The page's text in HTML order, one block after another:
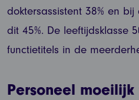
doktersassistent 38% en
dit 45%. De leeftijdsklasse
functietitels in de
Personeel